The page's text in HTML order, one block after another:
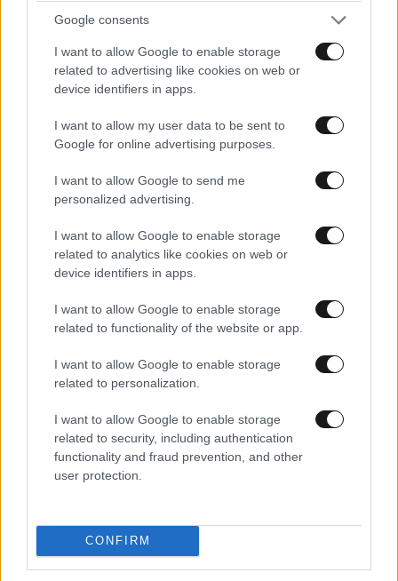
Google consents
I want to allow Google to enable storage
related to advertising like cookies on web or
device identifiers in apps.
I want to allow my user data to be sent to
Google for online advertising purposes.
I want to allow Google to send me
personalized advertising.
I want to allow Google to enable storage
related to analytics like cookies on web or
device identifiers in apps.
I want to allow Google to enable storage
related to functionality of the website or app.
I want to allow Google to enable storage
related to personalization.
I want to allow Google to enable storage
related to security, including authentication
functionality and fraud prevention, and other
user protection.
CONFIRM
πολλά άλλα!
Πλέουμε μαζί!
τους ειδικούς κάδους ανακύκλωσης. Πλέουμε
ΠΕΡΙΣΣΟΤΕΡΑ ΑΠΟ ΤΗΝ ΕΛΛΑΔΑ